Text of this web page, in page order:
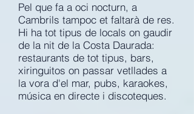
Pel que fa a oci nocturn, a
Cambrils tampoc et faltarà de res.
Hi ha tot tipus de locals on gaudir
de la nit de la Costa Daurada:
restaurants de tot tipus, bars,
xiringuitos on passar vetllades a
la vora d'el mar, pubs, karaokes,
música en directe i discoteques.